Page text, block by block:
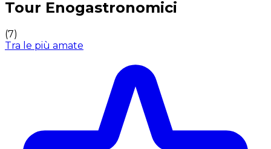
Tour Enogastronomici
(7)
Tra le più amate